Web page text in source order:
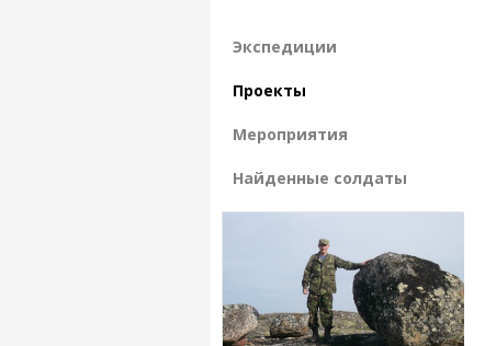
Экспедиции
Проекты
Мероприятия
Найденные солдаты